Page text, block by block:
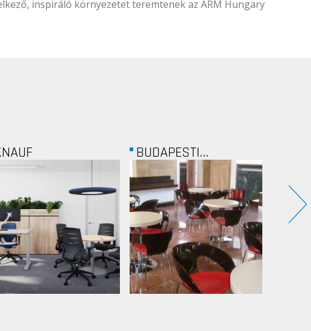
inspiráló környezetet teremtenek az ARM Hungary
AMWAY